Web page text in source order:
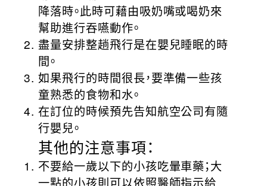
降落時。此時可藉由吸奶嘴或喝奶來
幫助進行吞嚥動作。
盡量安排整趟飛行是在嬰兒睡眠的時
間。
如果飛行的時間很長，要準備一些孩
童熟悉的食物和水。
在訂位的時候預先告知航空公司有隨
行嬰兒。
其他的注意事項：
不要給一歲以下的小孩吃暈車藥；大
一點的小孩則可以依照醫師指示給